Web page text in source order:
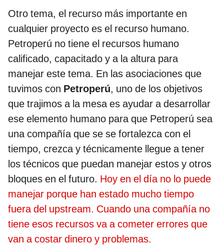
Otro tema, el recurso más importante en
cualquier proyecto es el recurso humano.
Petroperú no tiene el recursos humano
calificado, capacitado y a la altura para
manejar este tema. En las asociaciones que
tuvimos con Petroperú, uno de los objetivos
que trajimos a la mesa es ayudar a desarrollar
ese elemento humano para que Petroperú sea
una compañía que se se fortalezca con el
tiempo, crezca y técnicamente llegue a tener
los técnicos que puedan manejar estos y otros
bloques en el futuro. Hoy en el día no lo puede
manejar porque han estado mucho tiempo
fuera del upstream. Cuando una compañía no
tiene esos recursos va a cometer errores que
van a costar dinero y problemas.